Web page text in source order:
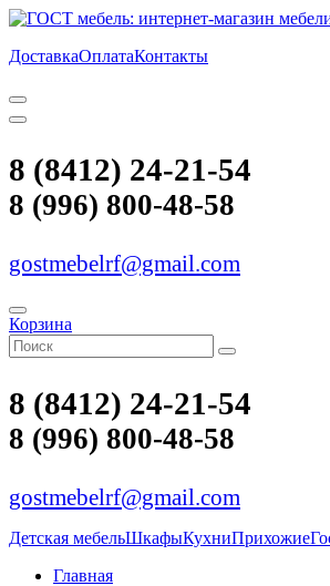
ДоставкаОплатаКонтакты
8 (8412) 24-21-54
8 (996) 800-48-58
gostmebelrf@gmail.com
Корзина
8 (8412) 24-21-54
8 (996) 800-48-58
gostmebelrf@gmail.com
Детская мебельШкафыКухниПрихожие
Главная